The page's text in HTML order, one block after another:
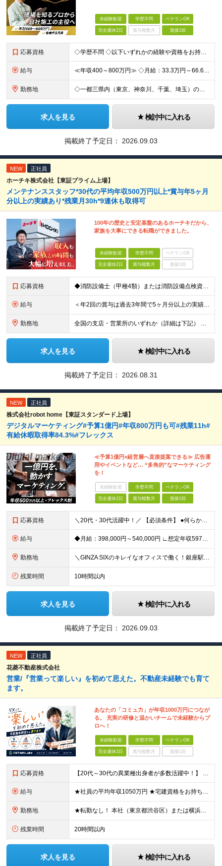
未経験歓迎 学歴不問 ベテランOK
完全週休2日 賞与複数月 面接1回
応募資格 ◇学歴不問 ◇以下いずれかの経験や資格をお持ちの方 ≪対象経験≫ ・店舗内装工事（フィットネス・飲食・物販など）の施工管理経験をお持ちの方 ・電気工事の実務経験（1年以上目安/業態不問） ・空調設備
給与 ≪年収400～800万円≫ ◇月給：33.3万円～66.6万円 ◇残業代別途支給 ◇昇給年2回（実力次第でスピード昇給可能） スキル・経験に応じた評価制度 ￣￣￣￣￣￣￣￣￣￣￣￣￣ 新設チームのた
勤務地 ◇一都三県内（東京、神奈川、千葉、埼玉）の店舗 ※転勤なし ◇chocoZAP・RIZAP等の店舗施工を担当 【勤務エリア】 東京都、神奈川県、埼玉県、千葉県 【本社所在地】 東京都新宿区西新宿8
求人を見る 検討中に入れる
掲載終了予定日： 2026.09.03
NEW 正社員
ホーチキ株式会社【東証プライム上場】
メンテナンススタッフ*30代の平均年収500万円以上*賞与年5ヶ月
分以上の実績あり*残業月30h*9連休も取得可
100年の歴史と安定基盤のあるホーチキだから、
家族を大事にできる転職ができました。
未経験歓迎 学歴不問 ベテランOK
完全週休2日 賞与複数月 面接1回
応募資格 ◆消防設備士（甲種4類）または消防設備点検資格者の資格を保有している方 ◆学歴不問
給与 ＜年2回の賞与は過去3年間で5ヶ月分以上の実績あり！＞ 月給21万1000円以上＋賞与年2回 ※上記は基本給です。別途、各種手当を支給いたします ※経験・能力を考慮の上、当社規程により優遇いたしま
勤務地 全国の支店・営業所のいずれか（詳細は下記） ※入社直後はお住まいから通える範囲の支店・営業所に配属 （入社直後の転勤はありません） ※U・Iターン歓迎（社宅・独身寮完備） ＜北海道・東北エリア＞
求人を見る 検討中に入れる
掲載終了予定日： 2026.08.31
NEW 正社員
株式会社robot home【東証スタンダード上場】
デジタルマーケティング#予算1億円#年収800万円も可#残業11h#
有給休暇取得率84.3%#フレックス
≪予算1億円×経営層へ直接提案できる≫ 広告運
用やイベントなど… “多角的”なマーケティング
を！
未経験歓迎 学歴不問 ベテランOK
完全週休2日 賞与複数月 面接1回
応募資格 ＼20代・30代活躍中！／ 【必須条件】 ●何らかのデジタルマーケティング実務経験（toB・toC不問） ※学歴不問 ≪こんな方にぴったりです！≫ ★MA/CRMツールの設計・運用実務経験（1年以上
給与 ◆月給：398,000円～540,000円 ∟想定年収597万円～810万円 ※経験・スキルにより、給与額を決定します ※上記月給には固定残業代（月20時間分/53,600円～72,800円）を含み
勤務地 ＼GINZA SIXのキレイなオフィスで働く！銀座駅・東銀座駅から徒歩1分／ ★東京都中央区銀座6-10-1 GINZA SIX 9F (変更の範囲)上記を除く当社関連勤務地
残業時間 10時間以内
求人を見る 検討中に入れる
掲載終了予定日： 2026.09.03
NEW 正社員
花菱不動産株式会社
営業/『営業って楽しい』を初めて思えた。不動産未経験でも育て
ます。
あなたの「コミュ力」が年収1000万円につなが
る。 充実の研修と温かいチームで未経験からプ
ロへ！
未経験歓迎 学歴不問 ベテランOK
完全週休2日 賞与複数月 面接1回
応募資格 【20代～30代の異業種出身者が多数活躍中！】 ●学歴不問 ●営業職や接客のご経験をお持ちの方 今までのご経験を加味しながらも 人間性ややる気を高く評価します。 まずはカジュアルにお会いできること
給与 ★社員の平均年収1050万円 ★宅建資格をお持ちの方は月3万円の資格手当を支給 月給30万円以上＋インセンティブ＋各種手当＋特別賞与（業績に応じて支給） ※経験・能力を考慮の上、優遇いたします。
勤務地 ★転勤なし！ 本社（東京都渋谷区）または横浜支店（神奈川県横浜市）での勤務となります。 【本社】 東京都渋谷区渋谷2-12-15 日本薬学会長井記念館 8F 【横浜支店】 神奈川県横浜市中区大田
残業時間 20時間以内
求人を見る 検討中に入れる